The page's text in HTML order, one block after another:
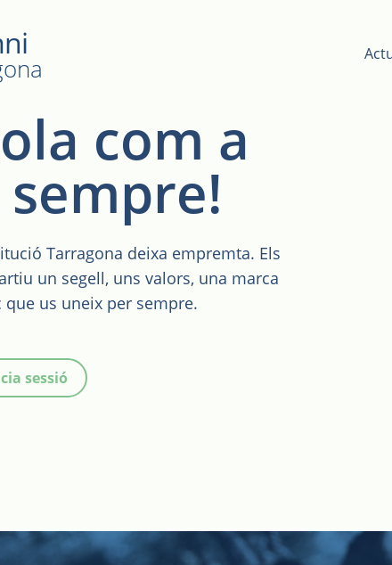
com a
sempre!
Tarragona deixa empremta. Els
un segell, uns valors, una marca
us uneix per sempre.
sessió